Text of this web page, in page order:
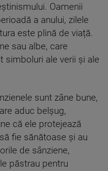
Oamenii
a anului, zilele
este plină de viață.
sau albe, care
simboluri ale verii și ale
sunt zâne bune,
aduc belșug,
că ele protejează
fie sănătoase și au
de sânziene,
păstrau pentru